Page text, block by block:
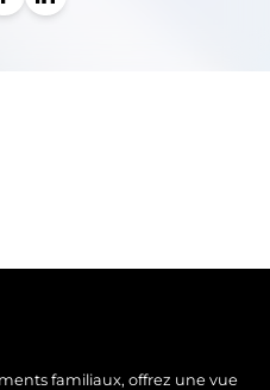
familiaux, offrez une vue